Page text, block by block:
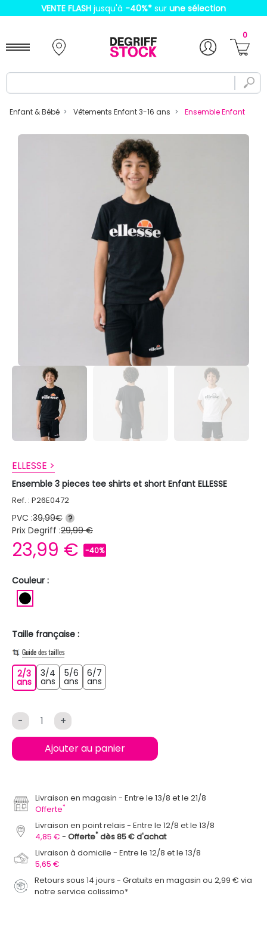
VENTE FLASH jusqu'à -40%* sur une sélection
0
Enfant & Bébé Vêtements Enfant 3-16 ans Ensemble Enfant
ELLESSE >
Ensemble 3 pieces tee shirts et short Enfant ELLESSE
Ref. : P26E0472
PVC :39,99€ ?
Prix Degriff :29,99 €
23,99 € -40%
Couleur :
Taille française :
Guide des tailles
2/3
ans2/3 ans
3/4
ans 3/4 ans
5/6
ans 5/6 ans
6/7
ans
- +
Ajouter au panier
Livraison en magasin
Entre le 13/8 et le 21/8
Offerte*
Livraison en point relais
Entre le 12/8 et le 13/8
4,85 €
Offerte* dès 85 € d'achat
Livraison à domicile
Entre le 12/8 et le 13/8
5,65 €
Retours sous 14 jours - Gratuits en magasin ou 2,99 € via
notre service colissimo*